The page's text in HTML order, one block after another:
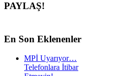
PAYLAŞ!
En Son Eklenenler
MPİ Uyarıyor…
Telefonlara İtibar